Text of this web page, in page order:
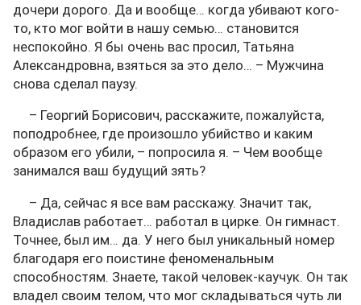
дочери дорого. Да и вообще… когда убивают кого-
то, кто мог войти в нашу семью… становится
неспокойно. Я бы очень вас просил, Татьяна
Александровна, взяться за это дело… – Мужчина
снова сделал паузу.
– Георгий Борисович, расскажите, пожалуйста,
поподробнее, где произошло убийство и каким
образом его убили, – попросила я. – Чем вообще
занимался ваш будущий зять?
– Да, сейчас я все вам расскажу. Значит так,
Владислав работает… работал в цирке. Он гимнаст.
Точнее, был им… да. У него был уникальный номер
благодаря его поистине феноменальным
способностям. Знаете, такой человек-каучук. Он так
владел своим телом, что мог складываться чуть ли